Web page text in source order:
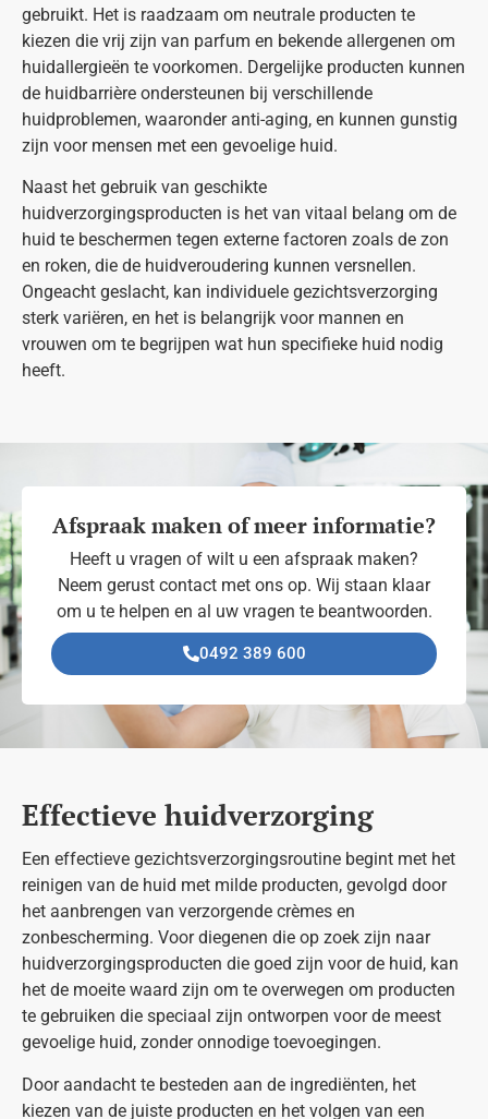
gebruikt. Het is raadzaam om neutrale producten te
kiezen die vrij zijn van parfum en bekende allergenen om
huidallergieën te voorkomen. Dergelijke producten kunnen
de huidbarrière ondersteunen bij verschillende
huidproblemen, waaronder anti-aging, en kunnen gunstig
zijn voor mensen met een gevoelige huid.
Naast het gebruik van geschikte
huidverzorgingsproducten is het van vitaal belang om de
huid te beschermen tegen externe factoren zoals de zon
en roken, die de huidveroudering kunnen versnellen.
Ongeacht geslacht, kan individuele gezichtsverzorging
sterk variëren, en het is belangrijk voor mannen en
vrouwen om te begrijpen wat hun specifieke huid nodig
heeft.
Afspraak maken of meer informatie?
Heeft u vragen of wilt u een afspraak maken?
Neem gerust contact met ons op. Wij staan klaar
om u te helpen en al uw vragen te beantwoorden.
0492 389 600
Effectieve huidverzorging
Een effectieve gezichtsverzorgingsroutine begint met het
reinigen van de huid met milde producten, gevolgd door
het aanbrengen van verzorgende crèmes en
zonbescherming. Voor diegenen die op zoek zijn naar
huidverzorgingsproducten die goed zijn voor de huid, kan
het de moeite waard zijn om te overwegen om producten
te gebruiken die speciaal zijn ontworpen voor de meest
gevoelige huid, zonder onnodige toevoegingen.
Door aandacht te besteden aan de ingrediënten, het
kiezen van de juiste producten en het volgen van een